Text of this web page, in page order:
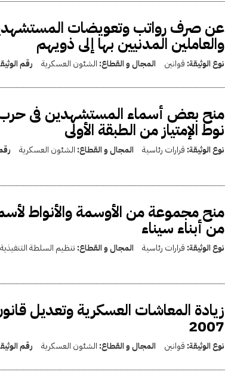
عن صرف رواتب وتعويضات
والعاملين المدنيين بها إلى ذويهم
نوع الوثيقة: قوانين المجال و القطاع: الشئون العسكرية رقم
منح بعض أسماء المستشهدين فى حرب
نوط الإمتياز من الطبقة الأولى
نوع الوثيقة: قرارات رئاسية المجال و القطاع: الشئون العسكرية
منح مجموعة من الأوسمة والأنواط
من أبناء سيناء
نوع الوثيقة: قرارات رئاسية المجال و القطاع: تنظيم السلطة التنفيذية
2007
نوع الوثيقة: قوانين المجال و القطاع: الشئون العسكرية رقم